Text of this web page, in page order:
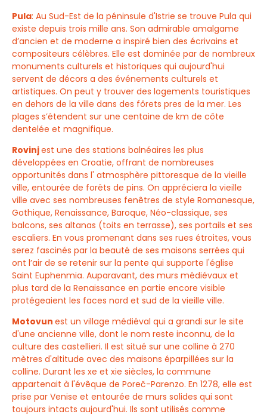
Pula: Au Sud-Est de la péninsule d'Istrie se trouve Pula qui
existe depuis trois mille ans. Son admirable amalgame
d’ancien et de moderne a inspiré bien des écrivains et
compositeurs célèbres. Elle est dominée par de nombreux
monuments culturels et historiques qui aujourd'hui
servent de décors a des événements culturels et
artistiques. On peut y trouver des logements touristiques
en dehors de la ville dans des fôrets pres de la mer. Les
plages s’étendent sur une centaine de km de côte
dentelée et magnifique.
Rovinjest une des stations balnéaires les plus
développées en Croatie, offrant de nombreuses
opportunités dans l' atmosphère pittoresque de la vieille
ville, entourée de forêts de pins. On appréciera la vieille
ville avec ses nombreuses fenêtres de style Romanesque,
Gothique, Renaissance, Baroque, Néo-classique, ses
balcons, ses altanas (toits en terrasse), ses portails et ses
escaliers. En vous promenant dans ses rues étroites, vous
serez fascinés par la beauté de ses maisons serrées qui
ont l’air de se retenir sur la pente qui supporte l'église
Saint Euphenmia. Auparavant, des murs médiévaux et
plus tard de la Renaissance en partie encore visible
protégeaient les faces nord et sud de la vieille ville.
Motovun est un village médiéval qui a grandi sur le site
d'une ancienne ville, dont le nom reste inconnu, de la
culture des castellieri. Il est situé sur une colline à 270
mètres d'altitude avec des maisons éparpillées sur la
colline. Durant les xe et xie siècles, la commune
appartenait à l'évêque de Poreč-Parenzo. En 1278, elle est
prise par Venise et entourée de murs solides qui sont
toujours intacts aujourd'hui. Ils sont utilisés comme